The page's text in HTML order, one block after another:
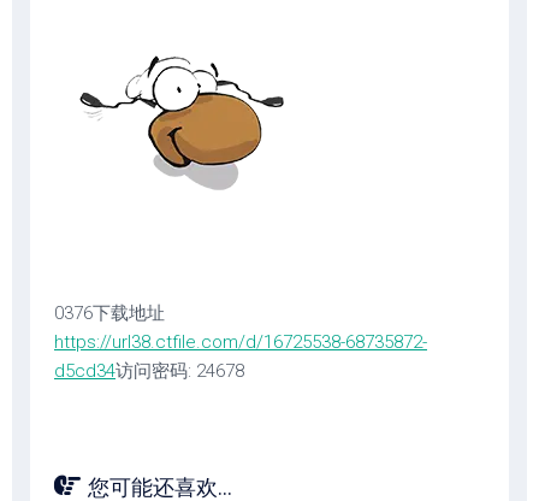
0376下载地址
https://url38.ctfile.com/d/16725538-68735872-
d5cd34访问密码: 24678
您可能还喜欢...